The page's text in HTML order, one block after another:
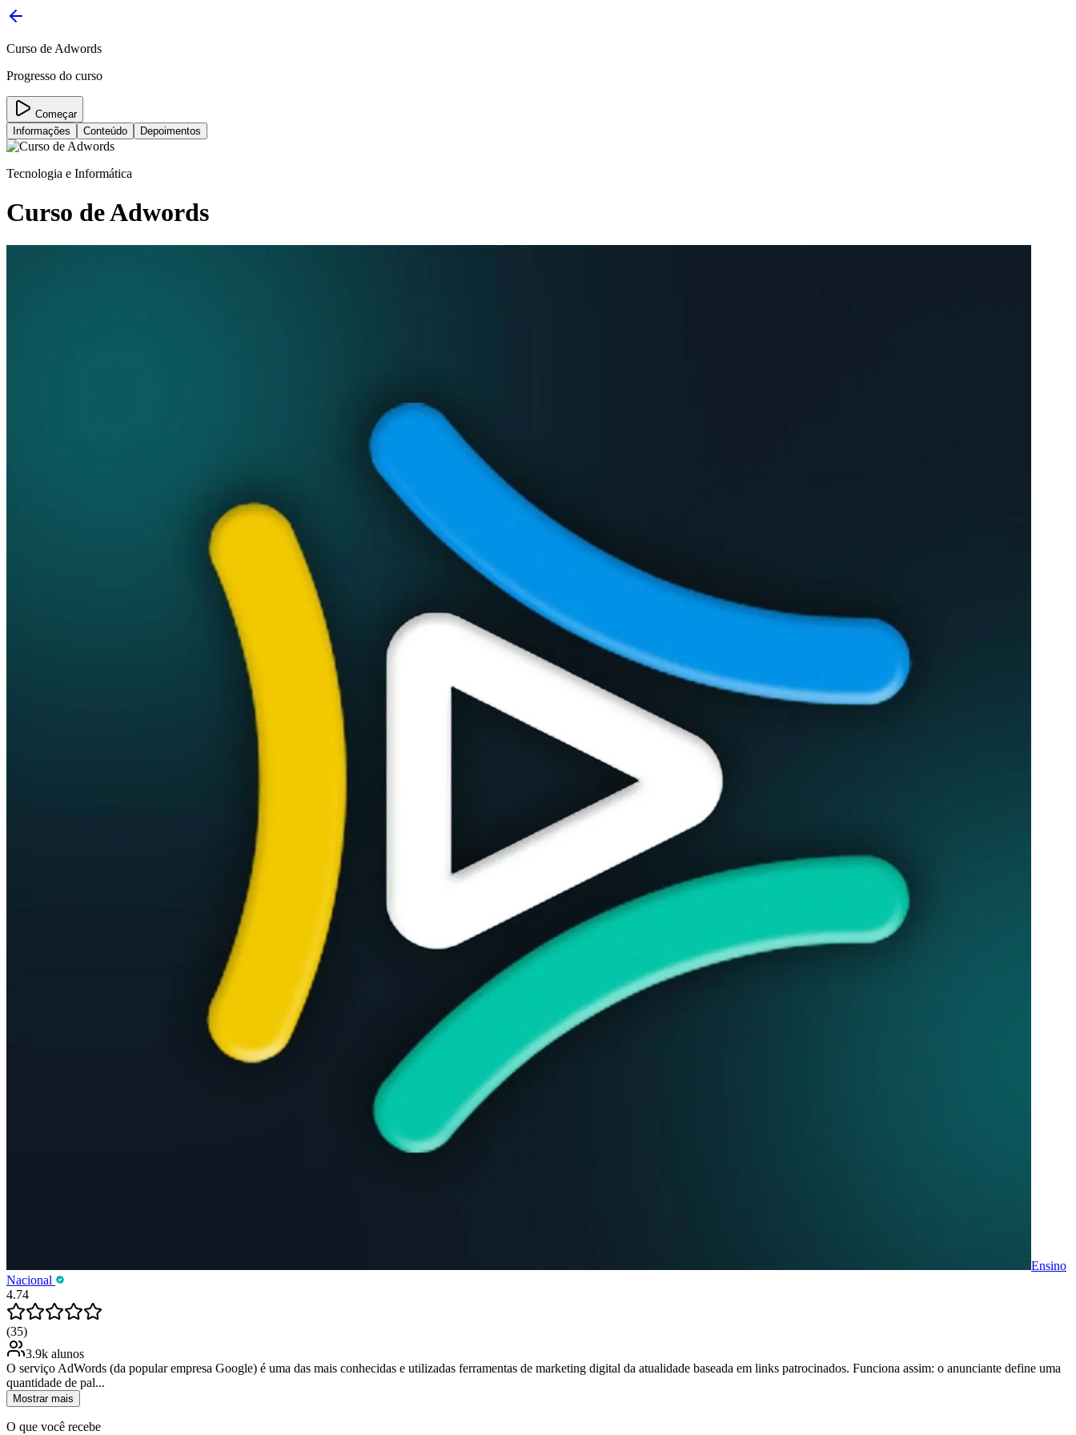
Curso de Adwords
Progresso do curso
Começar
Informações
Conteúdo Depoimentos
Tecnologia e Informática
Curso de Adwords
Ensino
Nacional
4.74
(35)
3.9k alunos
O serviço AdWords (da popular empresa Google) é uma das mais conhecidas e utilizadas ferramentas de marketing digital da atualidade baseada em links patrocinados. Funciona assim: o anunciante define uma
quantidade de pal...
Mostrar mais
O que você recebe